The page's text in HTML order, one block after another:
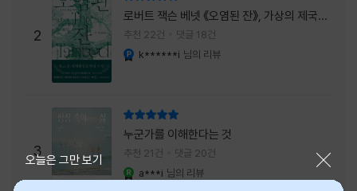
2
로버트 잭슨 베넷 《오염된 잔》, 가상의 제국이
주는 실감과 미스터리 사건의 치밀함이 이루어
내는 최상의 시너지...
추천 22건 댓글 18건
k******i 님의 리뷰
3
누군가를 이해한다는 것
추천 21건 댓글 20건
a***i 님의 리뷰
오늘은 그만 보기